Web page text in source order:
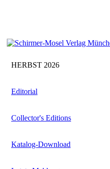
HERBST 2026
Editorial
Collector's Editions
Katalog-Download